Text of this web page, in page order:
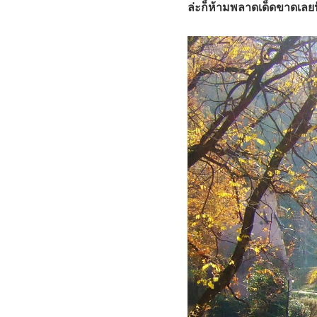
ล่ะก็ห้ามพลาดเด็ดขาดเล